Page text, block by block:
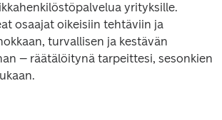
yrityksille.
osaajat oikeisiin tehtäviin ja
turvallisen ja kestävän
– räätälöitynä tarpeittesi, sesonkien